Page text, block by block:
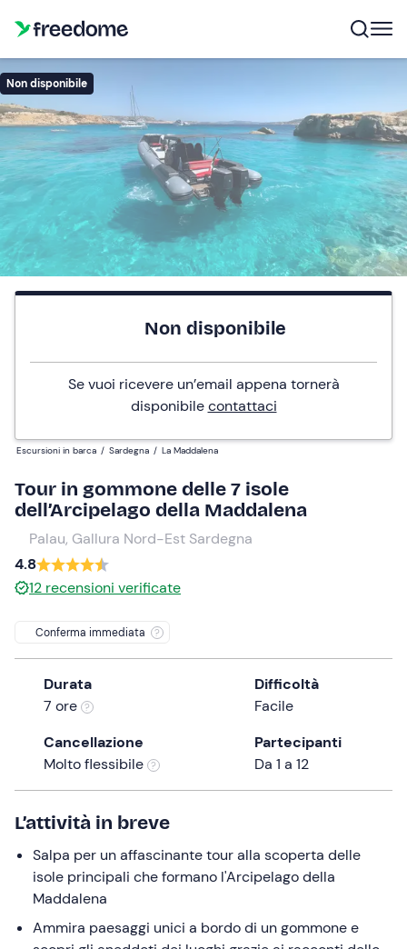
Non disponibile
Non disponibile
Se vuoi ricevere un’email appena tornerà
disponibilecontattaci
Escursioni in barca / Sardegna / La Maddalena
Tour in gommone delle 7 isole
dell’Arcipelago della Maddalena
Palau, Gallura Nord-Est Sardegna
4.8
12 recensioni verificate
Conferma immediata
Durata
7 ore
Difficoltà
Facile
Cancellazione
Molto flessibile
Partecipanti
Da 1 a 12
L’attività in breve
Salpa per un affascinante tour alla scoperta delle
isole principali che formano l'Arcipelago della
Maddalena
Ammira paesaggi unici a bordo di un gommone e